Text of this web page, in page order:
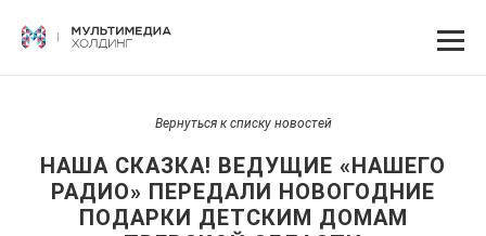
Вернуться к списку новостей
НАША СКАЗКА! ВЕДУЩИЕ «НАШЕГО
РАДИО» ПЕРЕДАЛИ НОВОГОДНИЕ
ПОДАРКИ ДЕТСКИМ ДОМАМ